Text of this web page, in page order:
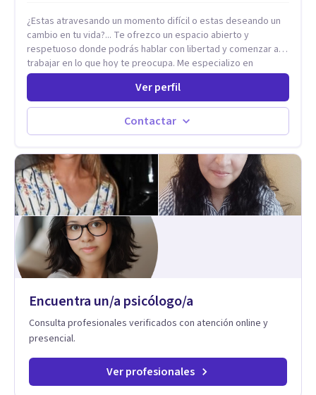
¿Estas atravesando un momento difícil o estas deseando un
cambio en tu vida?... Te ofrezco un espacio abierto y
respetuoso donde podrás hablar con libertad y comenzar a
trabajar en lo que hoy te preocupa. Me especializo en
Trastornos de Ansiedad y a lo largo de mi experiencia
profesional he acompañado a muchas Familias y Parejas con
distintas problemáticas como el manejo del estrés,
Autoestima, Gestión de la Ira, Depresión, Retos en la Crianza,
Codependencia, Celos, entre otros. Cuento con más de 12
trabajado en distintos contextos clínicos con niños,
Adolescentes y Adultos
Ver perfil
Contactar
Encuentra un/a psicólogo/a
Consulta profesionales verificados con atención online y
presencial.
Ver profesionales